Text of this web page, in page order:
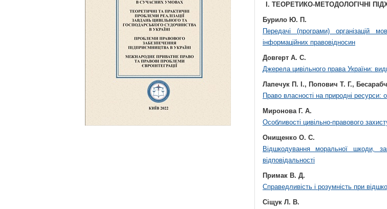
І. ТЕОРЕТИКО-МЕТОДОЛОГІЧНІ
Бурило Ю. П.
Передачі (програми) організацій
інформаційних правовідносин
Довгерт А. С.
Джерела цивільного права України:
Лапечук П. І., Попович Т. Г.,
Право власності на природні ресурси:
Миронова Г. А.
Особливості цивільно-правового
Онищенко О. С.
Відшкодування моральної шкоди,
відповідальності
Примак В. Д.
Справедливість і розумність при
Сіщук Л. В.